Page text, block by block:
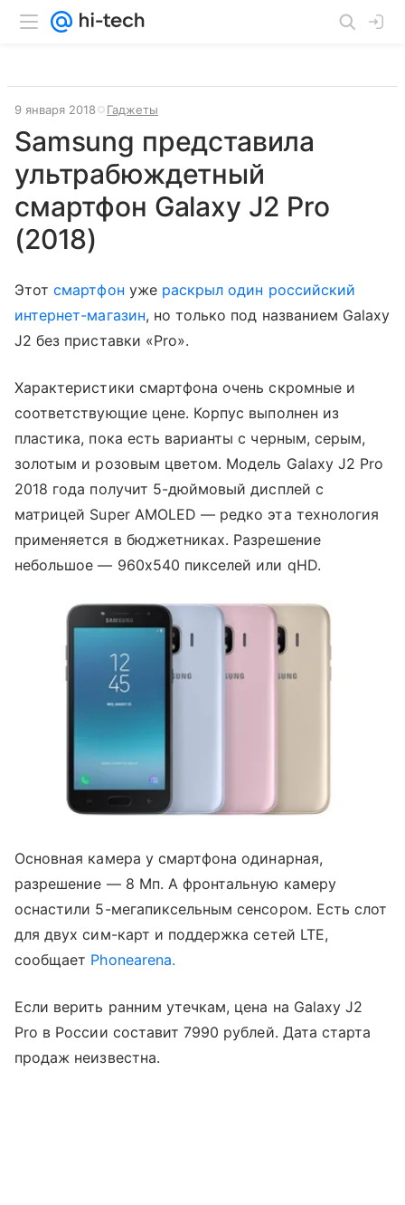
9 января 2018 Гаджеты
Samsung представила
ультрабюждетный
смартфон Galaxy J2 Pro
(2018)
Этотсмартфон уже раскрыл один российский
интернет-магазин, но только под названием Galaxy
J2 без приставки «Pro».
Характеристики смартфона очень скромные и
соответствующие цене. Корпус выполнен из
пластика, пока есть варианты с черным, серым,
золотым и розовым цветом. Модель Galaxy J2 Pro
2018 года получит 5-дюймовый дисплей с
матрицей Super AMOLED — редко эта технология
применяется в бюджетниках. Разрешение
небольшое — 960х540 пикселей или qHD.
Основная камера у смартфона одинарная,
разрешение — 8 Мп. А фронтальную камеру
оснастили 5-мегапиксельным сенсором. Есть слот
для двух сим-карт и поддержка сетей LTE,
сообщает Phonearena.
Если верить ранним утечкам, цена на Galaxy J2
Pro в России составит 7990 рублей. Дата старта
продаж неизвестна.